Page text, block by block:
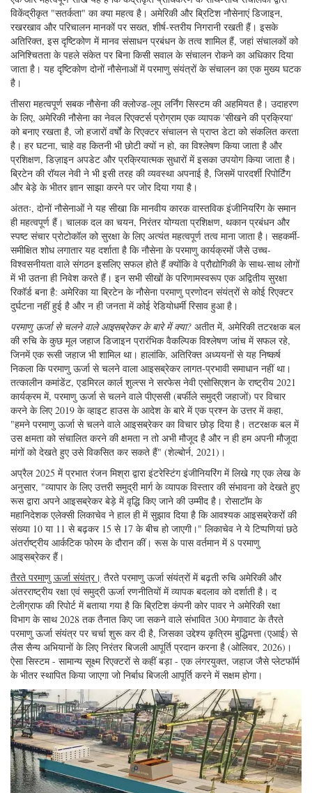
विकेंद्रीकृत "सतर्कता" का क्या महत्व है। अमेरिकी और ब्रिटिश नौसेनाएं डिजाइन,
रखरखाव और परिचालन मानकों पर सख्त, शीर्ष-स्तरीय निगरानी रखती हैं। इसके
अतिरिक्त, इस दृष्टिकोण में मानव संसाधन प्रबंधन के तत्व शामिल हैं, जहां संचालकों को
अनिश्चितता के पहले संकेत पर बिना किसी सवाल के संचालन रोकने का अधिकार दिया
जाता है। यह दृष्टिकोण दोनों नौसेनाओं में परमाणु संयंत्रों के संचालन का एक मुख्य घटक
है।
तीसरा महत्वपूर्ण सबक नौसेना की क्लोज्ड-लूप लर्निंग सिस्टम की अहमियत है। उदाहरण
के लिए, अमेरिकी नौसेना का नेवल रिएक्टर्स प्रोग्राम एक व्यापक 'सीखने की प्रक्रिया'
को बनाए रखता है, जो हजारों वर्षों के रिएक्टर संचालन से प्राप्त डेटा को संकलित करता
है। हर घटना, चाहे वह कितनी भी छोटी क्यों न हो, का विश्लेषण किया जाता है और
प्रशिक्षण, डिज़ाइन अपडेट और प्रक्रियात्मक सुधारों में इसका उपयोग किया जाता है।
ब्रिटेन की रॉयल नेवी ने भी इसी तरह की व्यवस्था अपनाई है, जिसमें पारदर्शी रिपोर्टिंग
और बेड़े के भीतर ज्ञान साझा करने पर जोर दिया गया है।
अंततः, दोनों नौसेनाओं ने यह सीखा कि मानवीय कारक वास्तविक इंजीनियरिंग के समान
ही महत्वपूर्ण हैं। चालक दल का चयन, निरंतर योग्यता प्रशिक्षण, थकान प्रबंधन और
स्पष्ट संचार प्रोटोकॉल को सुरक्षा के लिए अत्यंत महत्वपूर्ण तत्व माना जाता है। सहकर्मी-
समीक्षित शोध लगातार यह दर्शाता है कि नौसेना के परमाणु कार्यक्रमों जैसे उच्च-
विश्वसनीयता वाले संगठन इसलिए सफल होते हैं क्योंकि वे प्रौद्योगिकी के साथ-साथ लोगों
में भी उतना ही निवेश करते हैं। इन सभी सीखों के परिणामस्वरूप एक अद्वितीय सुरक्षा
रिकॉर्ड बना है: अमेरिका या ब्रिटेन के नौसेना परमाणु प्रणोदन संयंत्रों से कोई रिएक्टर
दुर्घटना नहीं हुई है और न ही जनता में कोई रेडियोधर्मी रिसाव हुआ है।
परमाणु ऊर्जा से चलने वाले आइसब्रेकर के बारे में क्या? अतीत में, अमेरिकी तटरक्षक बल
की रुचि के कुछ मूल जहाज डिजाइन प्रारंभिक वैकल्पिक विश्लेषण जांच में सफल रहे,
जिनमें एक रूसी जहाज भी शामिल था। हालांकि, अतिरिक्त अध्ययनों से यह निष्कर्ष
निकला कि परमाणु ऊर्जा से चलने वाला आइसब्रेकर लागत-प्रभावी समाधान नहीं था।
तत्कालीन कमांडेंट, एडमिरल कार्ल शुल्त्स ने सरफेस नेवी एसोसिएशन के राष्ट्रीय 2021
कार्यक्रम में, परमाणु ऊर्जा से चलने वाले पीएससी (बर्फीले समुद्री जहाजों) पर विचार
करने के लिए 2019 के व्हाइट हाउस के आदेश के बारे में एक प्रश्न के उत्तर में कहा,
"हमने परमाणु ऊर्जा से चलने वाले आइसब्रेकर का विचार छोड़ दिया है। तटरक्षक बल में
उस क्षमता को संचालित करने की क्षमता न तो अभी मौजूद है और न ही हम अपनी मौजूदा
मांगों को देखते हुए उसे विकसित कर सकते हैं" (शेल्बोर्न, 2021)।
अप्रैल 2025 में प्रभात रंजन मिश्रा द्वारा इंटरेस्टिंग इंजीनियरिंग में लिखे गए एक लेख के
अनुसार, "व्यापार के लिए उत्तरी समुद्री मार्ग के व्यापक विस्तार की संभावना को देखते हुए
रूस द्वारा अपने आइसब्रेकर बेड़े में वृद्धि किए जाने की उम्मीद है। रोसाटॉम के
महानिदेशक एलेक्सी लिकाचेव ने हाल ही में सुझाव दिया है कि आवश्यक आइसब्रेकरों की
संख्या 10 या 11 से बढ़कर 15 से 17 के बीच हो जाएगी।" लिकाचेव ने ये टिप्पणियां छठे
अंतर्राष्ट्रीय आर्कटिक फोरम के दौरान कीं। रूस के पास वर्तमान में 8 परमाणु
आइसब्रेकर हैं।
तैरते परमाणु ऊर्जा संयंत्र। तैरते परमाणु ऊर्जा संयंत्रों में बढ़ती रुचि अमेरिकी और
अंतरराष्ट्रीय रक्षा एवं समुद्री ऊर्जा रणनीतियों में व्यापक बदलाव को दर्शाती है। द
टेलीग्राफ की रिपोर्ट में बताया गया है कि ब्रिटिश कंपनी कोर पावर ने अमेरिकी रक्षा
विभाग के साथ 2028 तक तैनात किए जा सकने वाले संभावित 300 मेगावाट के तैरते
परमाणु ऊर्जा संयंत्र पर चर्चा शुरू कर दी है, जिसका उद्देश्य कृत्रिम बुद्धिमत्ता (एआई) से
लैस सैन्य अभियानों के लिए निरंतर बिजली आपूर्ति प्रदान करना है (ओलिवर, 2026)।
ऐसा सिस्टम - सामान्य सूक्ष्म रिएक्टरों से कहीं बड़ा - एक लंगरयुक्त, जहाज जैसे प्लेटफॉर्म
के भीतर स्थापित किया जाएगा जो निर्बाध बिजली आपूर्ति करने में सक्षम होगा।